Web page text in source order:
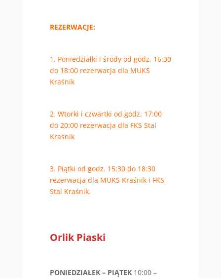
REZERWACJE:
1. Poniedziałki i środy od godz. 16:30
do 18:00 rezerwacja dla MUKS
Kraśnik
2. Wtorki i czwartki od godz. 17:00
do 20:00 rezerwacja dla FKS Stal
Kraśnik
3. Piątki od godz. 15:30 do 18:30
rezerwacja dla MUKS Kraśnik i FKS
Stal Kraśnik.
Orlik Piaski
PONIEDZIAŁEK – PIĄTEK10:00 –